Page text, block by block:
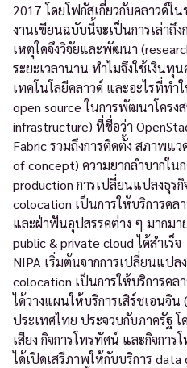
2017 โดยโฟกัสเกี่ยวกับคลาวด์ใ
งานเขียนฉบับนี้จะเป็นการเล่าถึง
เหตุใดจึงวิจัยและพัฒนา
ระยะเวลานาน ทำไมจึงใช้เงินทุ
เทคโนโลยีคลาวด์ และอะไรที่ท
open source ในการพัฒนาโครง
infrastructure) ที่ชื่อว่า
Fabric รวมถึงการติดตั้ง สภาพแ
of concept) ความยากลำบากใน
production การเปลี่ยนแปลงธุรกิ
colocation เป็นการให้บริการค
และฝ่าฟันอุปสรรคต่าง ๆ มากมา
public & private cloud ได้สำเร็จ
NIPA เริ่มต้นจากการเปลี่ยนแปล
colocation เป็นการให้บริการค
ได้วางแผนให้บริการเสิร์ชเอนจิน
ประเทศไทย ประจวบกับภาครัฐ โ
เสียง กิจการโทรทัศน์ และกิจกา
ได้เปิดเสรีภาพให้กับบริการ